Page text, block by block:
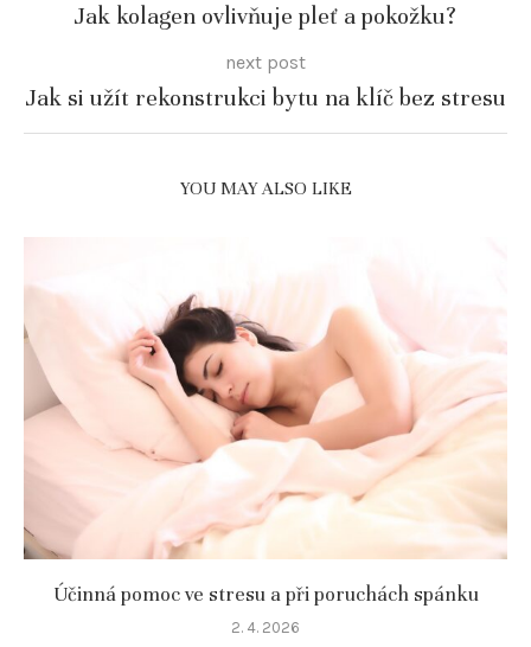
Jak kolagen ovlivňuje pleť a pokožku?
next post
Jak si užít rekonstrukci bytu na klíč bez stresu
YOU MAY ALSO LIKE
Účinná pomoc ve stresu a při poruchách spánku
2. 4. 2026